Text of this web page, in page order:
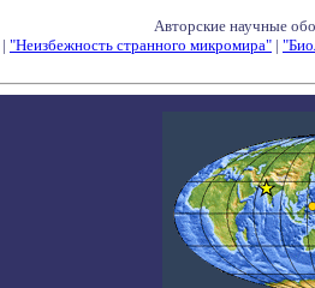
Авторские научные
| "Неизбежность странного микромира" |